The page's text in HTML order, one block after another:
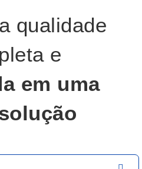
qualidade
e
em uma